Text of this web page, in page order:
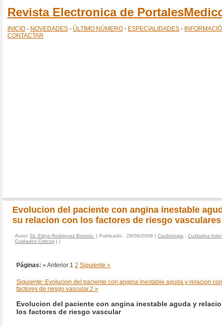
Revista Electronica de
INICIO - NOVEDADES - ÚLTIMO NÚMERO - ESPECIALIDADES -
CONTACTAR
Evolucion del paciente con angina inestable
su relacion con los factores de riesgo vasculares
Autor: Dr. Eldys Rodriguez Borroto | Publicado: 28/06/2008 | Cardiologia
Cuidados
Cuidados Criticos | |
Páginas: « Anterior 1 2 Siguiente »
Siguiente: Evolucion del paciente con angina inestable aguda y relacion
factores de riesgo vascular.2 »
Evolucion del paciente con angina inestable aguda y
los factores de riesgo vascular